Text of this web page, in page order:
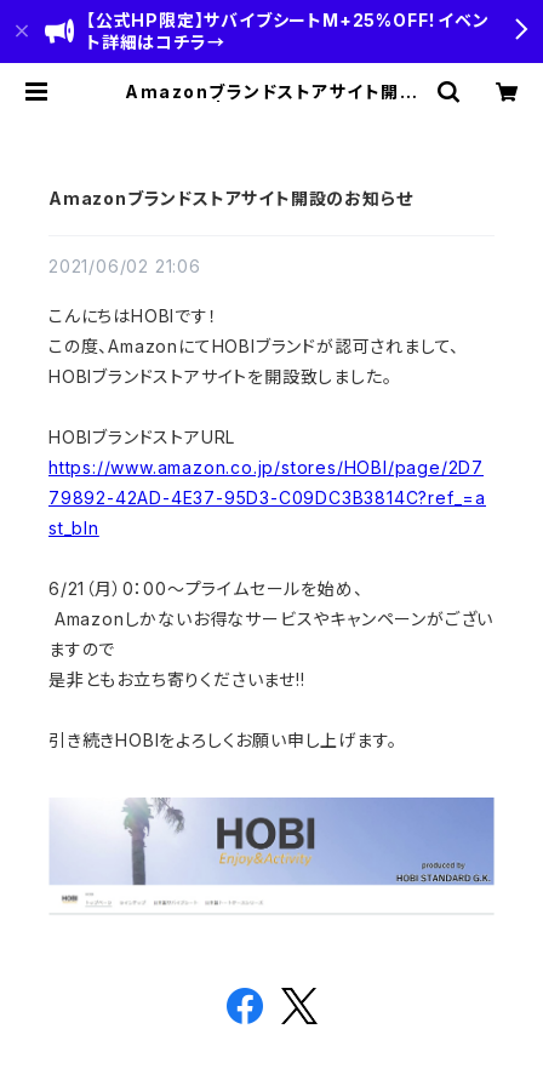
【公式HP限定】サバイブシートM+25%OFF！イベン
ト詳細はコチラ→
Amazonブランドストアサイト開設
Amazonブランドストアサイト開設のお知らせ
2021/06/02 21:06
こんにちはHOBIです！
この度、AmazonにてHOBIブランドが認可されまして、
HOBIブランドストアサイトを開設致しました。
HOBIブランドストアURL
https://www.amazon.co.jp/stores/HOBI/page/2D7
79892-42AD-4E37-95D3-C09DC3B3814C?ref_=a
st_bln
6/21（月）0：00～プライムセールを始め、
Amazonしかないお得なサービスやキャンペーンがござい
ますので
是非ともお立ち寄りくださいませ!!
引き続きHOBIをよろしくお願い申し上げます。